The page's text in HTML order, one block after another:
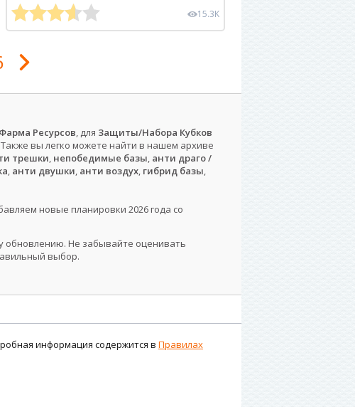
15.3K
Ресурсов, для Защиты/Набора Кубков
вы легко можете найти в нашем архиве
трешки, непобедимые базы, анти драго /
, анти двушки, анти воздух, гибрид базы,
новые планировки 2026 года со
обновлению. Не забывайте оценивать
выбор.
информация содержится в Правилах